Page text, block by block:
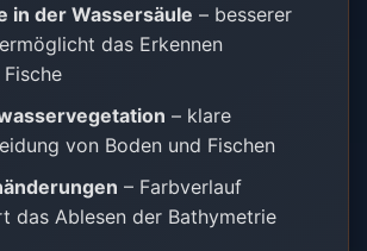
in der Wassersäule – besserer
das Erkennen
– klare
von Boden und Fischen
– Farbverlauf
das Ablesen der Bathymetrie